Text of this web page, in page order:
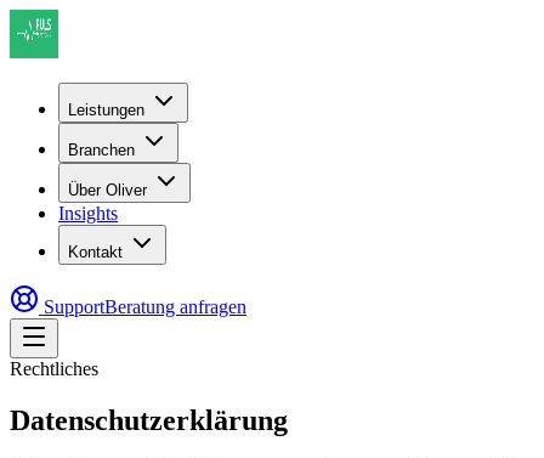
Leistungen
Branchen
Über Oliver
Insights
Kontakt
SupportBeratung anfragen
Rechtliches
Datenschutzerklärung